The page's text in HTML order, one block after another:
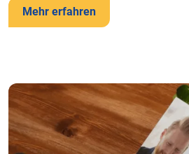
Mehr erfahren